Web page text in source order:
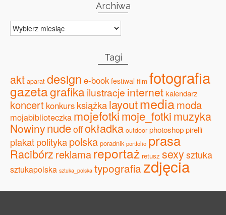
Archiwa
Archiwa
Tagi
akt aparat design e-book festiwal film fotografia
gazetagrafikailustracje internetkalendarz
koncert konkurs książkalayoutmediamoda
mojabiblioteczka mojefotkimoje_fotkimuzyka
Nowinynudeoffokładka outdoor photoshoppirelli
plakatpolitykapolska poradnik portfolio prasa
Racibórz reklamareportaż retusz sexy sztuka
sztukapolska sztuka_polska typografia zdjęcia